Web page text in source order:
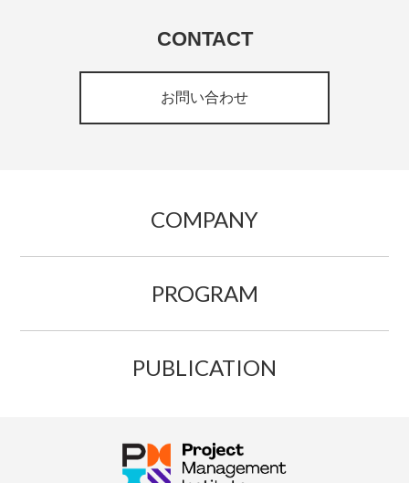
CONTACT
お問い合わせ
COMPANY
PROGRAM
PUBLICATION